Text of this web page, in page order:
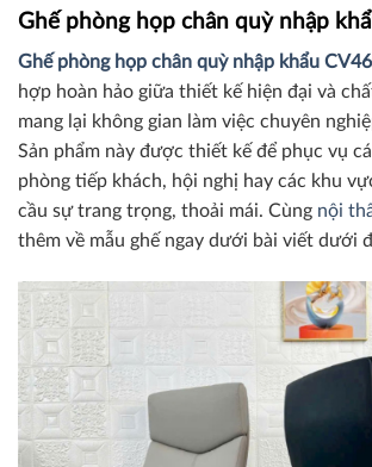
Ghế phòng họp chân quỳ nhập
Ghế phòng họp chân quỳ nhập khẩu
hợp hoàn hảo giữa thiết kế hiện đại và
mang lại không gian làm việc chuyên
Sản phẩm này được thiết kế để phục vụ
phòng tiếp khách, hội nghị hay các khu
cầu sự trang trọng, thoải mái. Cùng nội
thêm về mẫu ghế ngay dưới bài viết dưới